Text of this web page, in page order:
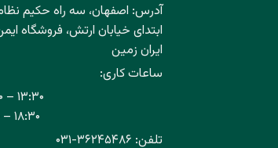
آدرس: اصفهان، سه راه حکیم
ابتدای خیابان ارتش، فروشگاه
ایران زمین
ساعات کاری:
۸:۳۰ –
۱۵:۳۰
تلفن: ۳۶۲۴۵۴۸۶- ۰۳۱